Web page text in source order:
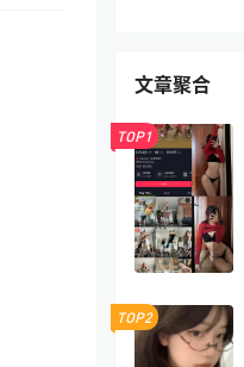
文章聚合
TOP1
TOP2